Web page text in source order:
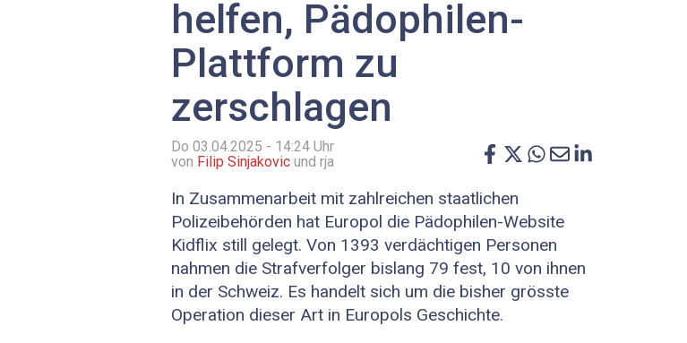
helfen, Pädophilen-
Plattform zu
zerschlagen
Do 03.04.2025 - 14:24 Uhr
von Filip Sinjakovic und rja
In Zusammenarbeit mit zahlreichen staatlichen
Polizeibehörden hat Europol die Pädophilen-Website
Kidflix still gelegt. Von 1393 verdächtigen Personen
nahmen die Strafverfolger bislang 79 fest, 10 von ihnen
in der Schweiz. Es handelt sich um die bisher grösste
Operation dieser Art in Europols Geschichte.